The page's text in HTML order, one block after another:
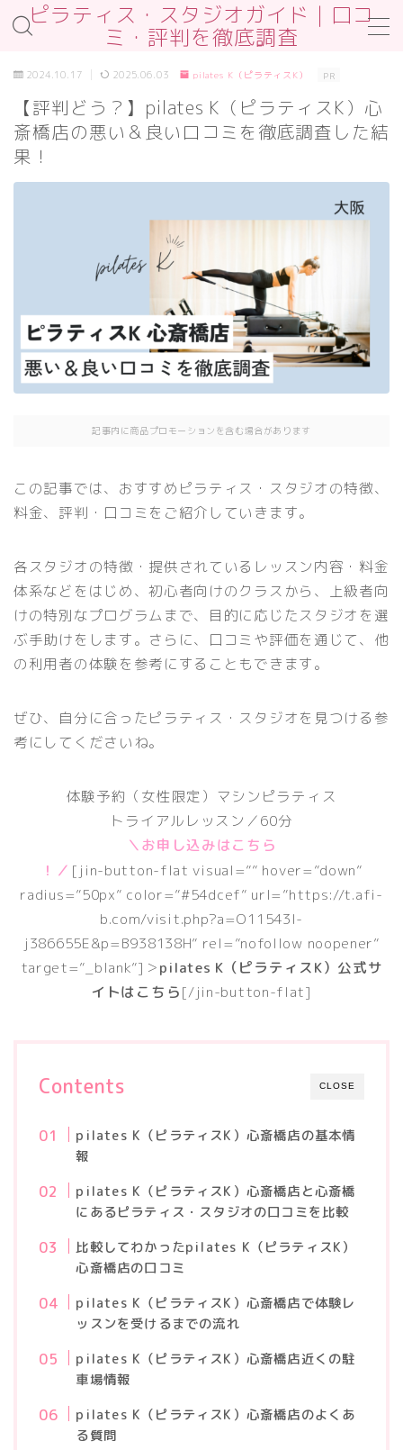
ピラティス・スタジオガイド｜口コ
ミ・評判を徹底調査
MENU
サンプルページ
デモプリセット記事 #2
プライバシーポリシー
利用規約／特定商取引法に基づく表記
利用規約／特定商取引法に基づく表記
有料記事の決済完了ページ
2024.10.17 2025.06.03 pilates K（ピラティスK） PR
【評判どう？】pilates K（ピラティスK）心
斎橋店の悪い＆良い口コミを徹底調査した結
果！
記事内に商品プロモーションを含む場合があります
この記事では、おすすめピラティス・スタジオの特徴、
料金、評判・口コミをご紹介していきます。
各スタジオの特徴・提供されているレッスン内容・料金
体系などをはじめ、初心者向けのクラスから、上級者向
けの特別なプログラムまで、目的に応じたスタジオを選
ぶ手助けをします。さらに、口コミや評価を通じて、他
の利用者の体験を参考にすることもできます。
ぜひ、自分に合ったピラティス・スタジオを見つける参
考にしてくださいね。
体験予約（女性限定）マシンピラティス
トライアルレッスン／60分
＼お申し込みはこちら
！／ [jin-button-flat visual=”” hover=”down”
radius=”50px” color=”#54dcef” url=”https://t.afi-
b.com/visit.php?a=O11543l-
j386655E&p=B938138H” rel=”nofollow noopener”
target=”_blank”]＞pilates K（ピラティスK）公式サ
イトはこちら[/jin-button-flat]
CLOSE
Contents
pilates K（ピラティスK）心斎橋店の基本情
報
pilates K（ピラティスK）心斎橋店と心斎橋
にあるピラティス・スタジオの口コミを比較
比較してわかったpilates K（ピラティスK）
心斎橋店の口コミ
pilates K（ピラティスK）心斎橋店で体験レ
ッスンを受けるまでの流れ
pilates K（ピラティスK）心斎橋店近くの駐
車場情報
pilates K（ピラティスK）心斎橋店のよくあ
る質問